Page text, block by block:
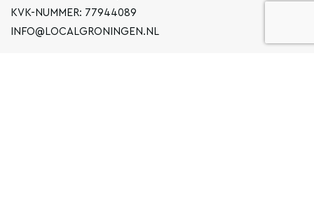
KVK-NUMMER: 77944089
INFO@LOCALGRONINGEN.NL